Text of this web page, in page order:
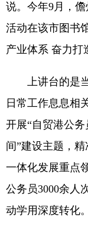
说。今年9月，
活动在该市图书
产业体系 奋力打
上讲台的是当
日常工作息息相
开展“自贸港公
间”建设主题，
一体化发展重点
公务员3000余人
动学用深度转化。